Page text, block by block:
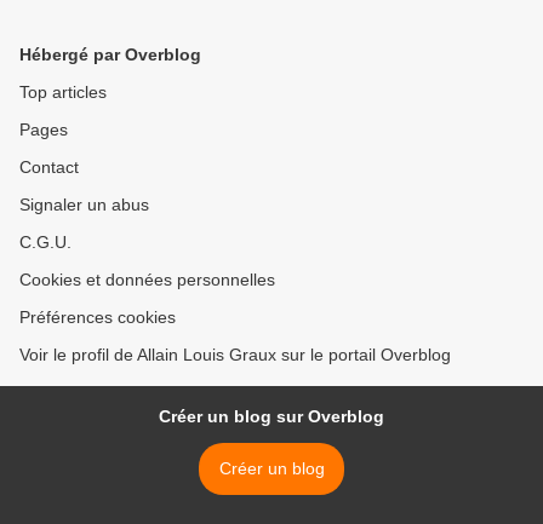
Hébergé par Overblog
Top articles
Pages
Contact
Signaler un abus
C.G.U.
Cookies et données personnelles
Préférences cookies
Voir le profil de Allain Louis Graux sur le portail Overblog
Créer un blog sur Overblog
Créer un blog